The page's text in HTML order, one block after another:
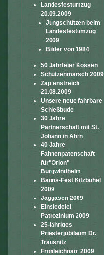
Landesfestumzug
20.09.2009
Jungschützen beim
Landesfestumzug
2009
Bilder von 1984
50 Jahrfeier Kössen
Schützenmarsch 2009
Zapfenstreich
21.08.2009
Unsere neue fahrbare
Schießbude
30 Jahre
Partnerschaft mit St.
Johann in Ahrn
40 Jahre
Fahnenpatenschaft
für"Orion"
Burgwindheim
Baons-Fest Kitzbühel
2009
Jaggasen 2009
Einsiedelei
Patrozinium 2009
25-jähriges
Priesterjubiläum Dr.
Trausnitz
Fronleichnam 2009